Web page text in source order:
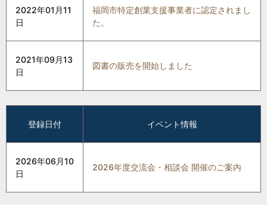
2022年01月11
日
福岡市特定創業支援事業者に認定されまし
た。
2021年09月13
日
図書の販売を開始しました
登録日付 イベント情報
2026年06月10
日
2026年度交流会・相談会 開催のご案内